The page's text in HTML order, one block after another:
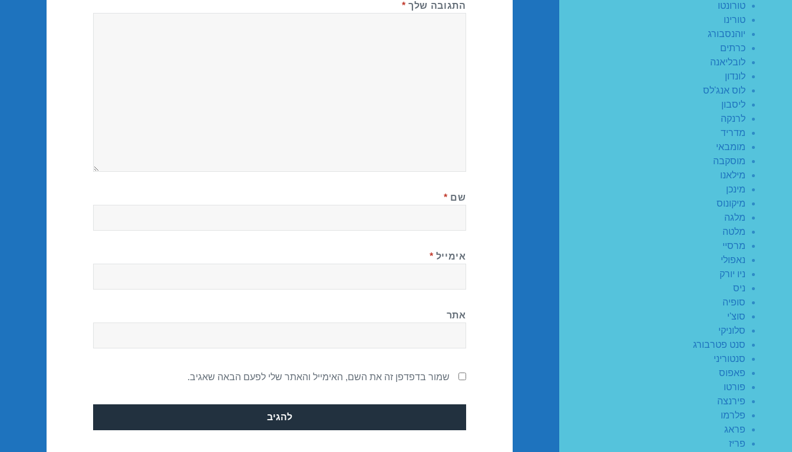
טורונטו
טורינו
יוהנסבורג
כרתים
לובליאנה
לונדון
לוס אנג'לס
ליסבון
לרנקה
מדריד
מומבאי
מוסקבה
מילאנו
מינכן
מיקונוס
מלגה
מלטה
מרסיי
נאפולי
ניו יורק
ניס
סופיה
סוצ'י
סלוניקי
סנט פטרבורג
סנטוריני
פאפוס
פורטו
פירנצה
פלרמו
פראג
פריז
התגובה שלך *
שם *
אימייל *
אתר
שמור בדפדפן זה את השם, האימייל והאתר שלי לפעם הבאה שאגיב.